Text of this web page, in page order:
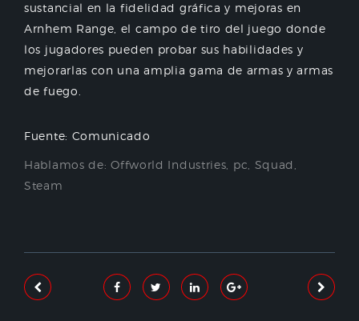
sustancial en la fidelidad gráfica y mejoras en
Arnhem Range, el campo de tiro del juego donde
los jugadores pueden probar sus habilidades y
mejorarlas con una amplia gama de armas y armas
de fuego.
Fuente: Comunicado
Hablamos de:Offworld Industries pc Squad
Steam